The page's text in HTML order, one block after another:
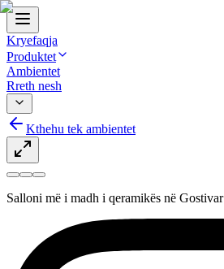
Kryefaqja
Produktet
Ambientet
Rreth nesh
Kthehu tek ambientet
Salloni më i madh i qeramikës në Gostivar